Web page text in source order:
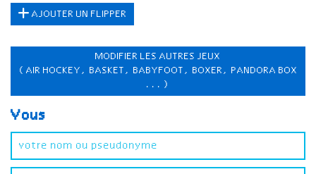
AJOUTER UN FLIPPER
MODIFIER LES AUTRES JEUX
(AIR HOCKEY, BASKET, BABYFOOT, BOXER, PANDORA BOX
...)
Vous